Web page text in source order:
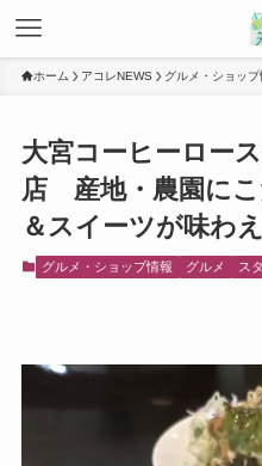
ホーム アコレNEWS グルメ・ショップ
大宮コーヒーロー
店 産地・農園に
＆スイーツが味わ
グルメ・ショップ情報 グルメ ス